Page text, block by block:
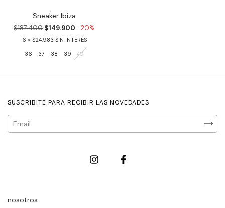
Sneaker Ibiza
$187.400 $149.900 -20%
6
$24.983
36
37 38 39 40
SUSCRIBITE PARA RECIBIR LAS NOVEDADES
nosotros